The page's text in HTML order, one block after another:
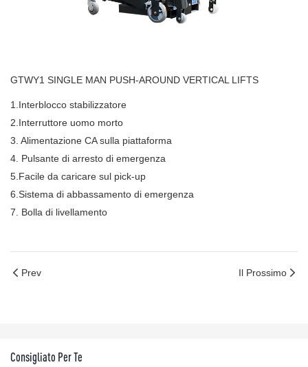
GTWY1 SINGLE MAN PUSH-AROUND VERTICAL LIFTS
1.Interblocco stabilizzatore
2.Interruttore uomo morto
3. Alimentazione CA sulla piattaforma
4. Pulsante di arresto di emergenza
5.Facile da caricare sul pick-up
6.Sistema di abbassamento di emergenza
7. Bolla di livellamento
Prev Il Prossimo
Consigliato Per Te